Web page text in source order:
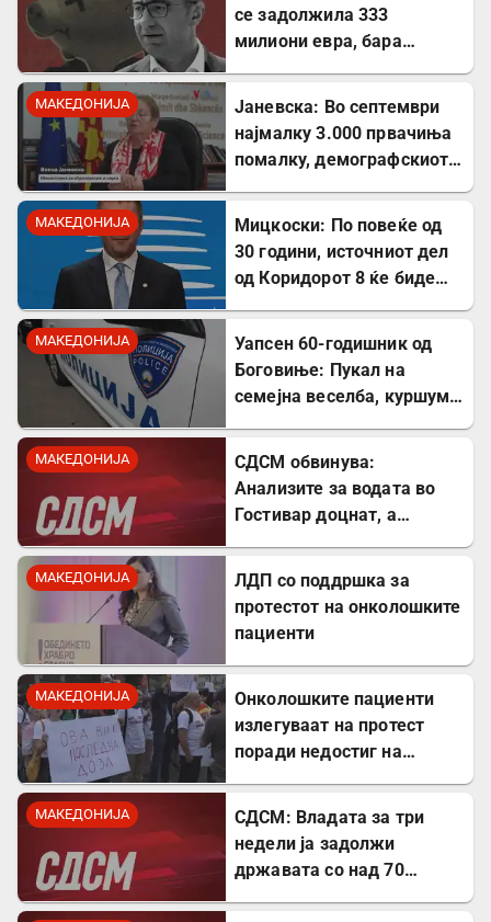
се задолжила 333
милиони евра, бара
МАКЕДОНИЈА
Јаневска: Во септември
најмалку 3.000 првачиња
помалку, демографскиот
МАКЕДОНИЈА
Мицкоски: По повеќе од
30 години, источниот дел
од Коридорот 8 ќе биде
МАКЕДОНИЈА
Уапсен 60-годишник од
Боговиње: Пукал на
семејна веселба, куршум
МАКЕДОНИЈА
СДСМ обвинува:
Анализите за водата во
Гостивар доцнат, а
МАКЕДОНИЈА
ЛДП со поддршка за
протестот на онколошките
пациенти
МАКЕДОНИЈА
Онколошките пациенти
излегуваат на протест
поради недостиг на
МАКЕДОНИЈА
СДСМ: Владата за три
недели ја задолжи
државата со над 70